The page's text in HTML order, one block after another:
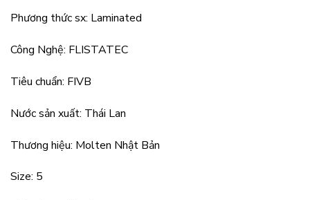
Phương thức sx: Laminated
Công Nghệ: FLISTATEC
Tiêu chuẩn: FIVB
Nước sản xuất: Thái Lan
Thương hiệu: Molten Nhật Bản
Size: 5